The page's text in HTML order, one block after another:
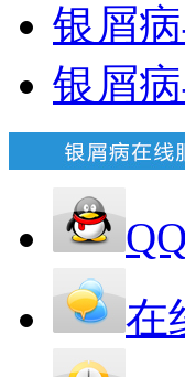
银屑
银屑
在